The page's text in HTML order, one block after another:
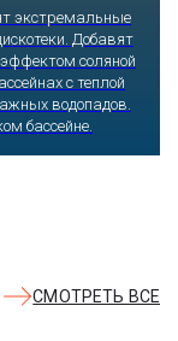
экстремальные
Добавят
соляной
с теплой
водопадов.
бассейне.
СМОТРЕТЬ ВСЕ